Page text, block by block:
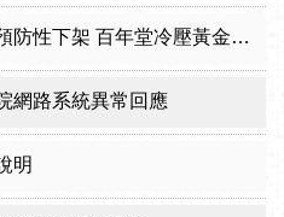
下架 百年堂冷壓黃金苦茶油產品
網路系統異常回應
明